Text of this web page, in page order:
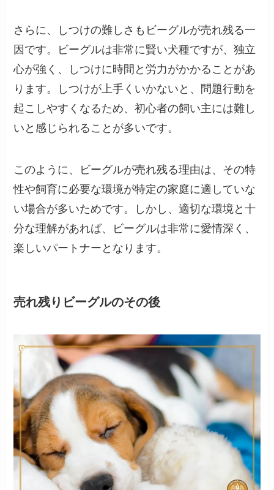
さらに、しつけの難しさもビーグルが売れ残る一
因です。ビーグルは非常に賢い犬種ですが、独立
心が強く、しつけに時間と労力がかかることがあ
ります。しつけが上手くいかないと、問題行動を
起こしやすくなるため、初心者の飼い主には難し
いと感じられることが多いです。
このように、ビーグルが売れ残る理由は、その特
性や飼育に必要な環境が特定の家庭に適していな
い場合が多いためです。しかし、適切な環境と十
分な理解があれば、ビーグルは非常に愛情深く、
楽しいパートナーとなります。
売れ残りビーグルのその後